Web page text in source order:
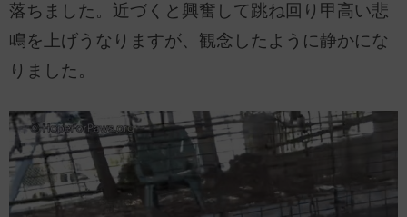
落ちました。近づくと興奮して跳ね回り甲高い悲
鳴を上げうなりますが、観念したように静かにな
りました。